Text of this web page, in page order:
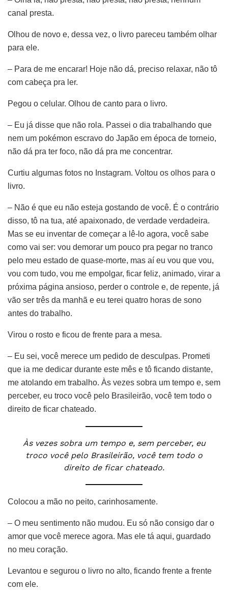
canal presta.
Olhou de novo e, dessa vez, o livro pareceu também olhar
para ele.
– Para de me encarar! Hoje não dá, preciso relaxar, não tô
com cabeça pra ler.
Pegou o celular. Olhou de canto para o livro.
– Eu já disse que não rola. Passei o dia trabalhando que
nem um pokémon escravo do Japão em época de torneio,
não dá pra ter foco, não dá pra me concentrar.
Curtiu algumas fotos no Instagram. Voltou os olhos para o
livro.
– Não é que eu não esteja gostando de você. É o contrário
disso, tô na tua, até apaixonado, de verdade verdadeira.
Mas se eu inventar de começar a lê-lo agora, você sabe
como vai ser: vou demorar um pouco pra pegar no tranco
pelo meu estado de quase-morte, mas aí eu vou que vou,
vou com tudo, vou me empolgar, ficar feliz, animado, virar a
próxima página ansioso, perder o controle e, de repente, já
vão ser três da manhã e eu terei quatro horas de sono
antes do trabalho.
Virou o rosto e ficou de frente para a mesa.
– Eu sei, você merece um pedido de desculpas. Prometi
que ia me dedicar durante este mês e tô ficando distante,
me atolando em trabalho. Às vezes sobra um tempo e, sem
perceber, eu troco você pelo Brasileirão, você tem todo o
direito de ficar chateado.
Às vezes sobra um tempo e, sem perceber, eu
troco você pelo Brasileirão, você tem todo o
direito de ficar chateado.
Colocou a mão no peito, carinhosamente.
– O meu sentimento não mudou. Eu só não consigo dar o
amor que você merece agora. Mas ele tá aqui, guardado
no meu coração.
Levantou e segurou o livro no alto, ficando frente a frente
com ele.